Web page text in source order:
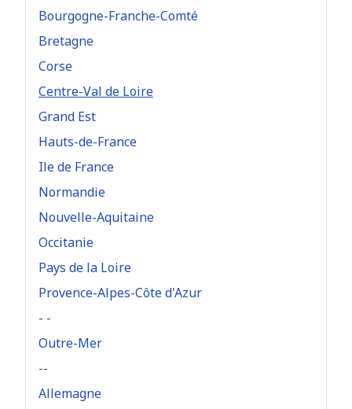
Bourgogne-Franche-Comté
Bretagne
Corse
Centre-Val de Loire
Grand Est
Hauts-de-France
Ile de France
Normandie
Nouvelle-Aquitaine
Occitanie
Pays de la Loire
Provence-Alpes-Côte d'Azur
- -
Outre-Mer
--
Allemagne